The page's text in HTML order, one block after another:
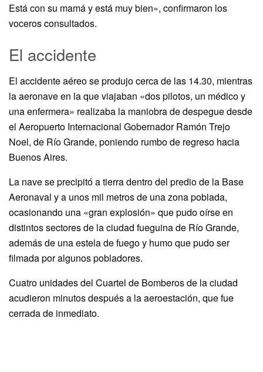
Está con su mamá y está muy bien», confirmaron los
voceros consultados.
El accidente
El accidente aéreo se produjo cerca de las 14.30, mientras
la aeronave en la que viajaban «dos pilotos, un médico y
una enfermera» realizaba la maniobra de despegue desde
el Aeropuerto Internacional Gobernador Ramón Trejo
Noel, de Río Grande, poniendo rumbo de regreso hacia
Buenos Aires.
La nave se precipitó a tierra dentro del predio de la Base
Aeronaval y a unos mil metros de una zona poblada,
ocasionando una «gran explosión» que pudo oírse en
distintos sectores de la ciudad fueguina de Río Grande,
además de una estela de fuego y humo que pudo ser
filmada por algunos pobladores.
Cuatro unidades del Cuartel de Bomberos de la ciudad
acudieron minutos después a la aeroestación, que fue
cerrada de inmediato.